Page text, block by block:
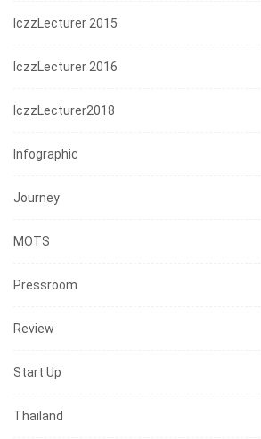
IczzLecturer 2015
IczzLecturer 2016
IczzLecturer2018
Infographic
Journey
MOTS
Pressroom
Review
Start Up
Thailand